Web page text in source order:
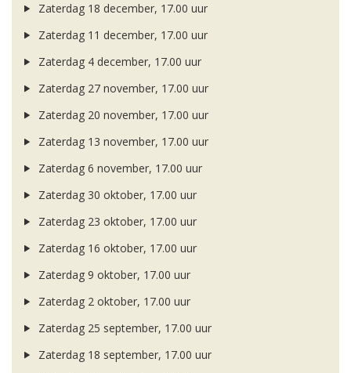
Zaterdag 18 december, 17.00 uur
Zaterdag 11 december, 17.00 uur
Zaterdag 4 december, 17.00 uur
Zaterdag 27 november, 17.00 uur
Zaterdag 20 november, 17.00 uur
Zaterdag 13 november, 17.00 uur
Zaterdag 6 november, 17.00 uur
Zaterdag 30 oktober, 17.00 uur
Zaterdag 23 oktober, 17.00 uur
Zaterdag 16 oktober, 17.00 uur
Zaterdag 9 oktober, 17.00 uur
Zaterdag 2 oktober, 17.00 uur
Zaterdag 25 september, 17.00 uur
Zaterdag 18 september, 17.00 uur